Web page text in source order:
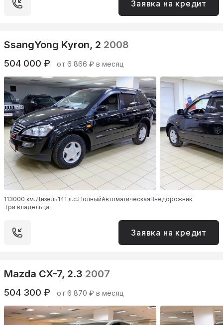
Заявка на кредит
SsangYong Kyron, 2 2008
504 000 ₽ от 6 866 ₽ в месяц
113000 км.Дизель141 л.с.ПолныйАвтоматическаяВнедорожник
Три владельца
Заявка на кредит
Mazda CX-7, 2.3 2007
504 300 ₽ от 6 870 ₽ в месяц